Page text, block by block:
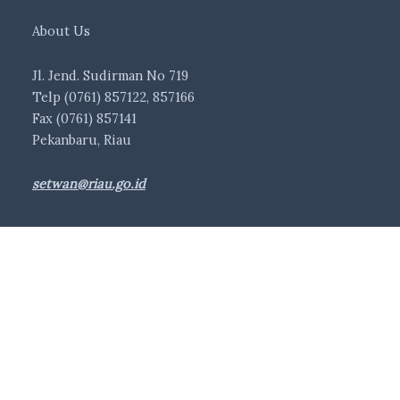
About Us
Jl. Jend. Sudirman No 719
Telp (0761) 857122, 857166
Fax (0761) 857141
Pekanbaru, Riau
setwan@riau.go.id